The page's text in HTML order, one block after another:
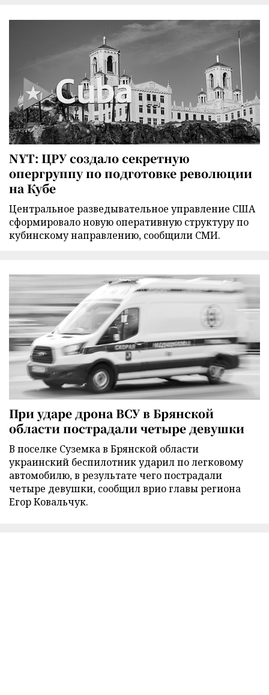
NYT: ЦРУ создало секретную
опергруппу по подготовке революции
на Кубе
Центральное разведывательное управление США
сформировало новую оперативную структуру по
кубинскому направлению, сообщили СМИ.
При ударе дрона ВСУ в Брянской
области пострадали четыре девушки
В поселке Суземка в Брянской области
украинский беспилотник ударил по легковому
автомобилю, в результате чего пострадали
четыре девушки, сообщил врио главы региона
Егор Ковальчук.